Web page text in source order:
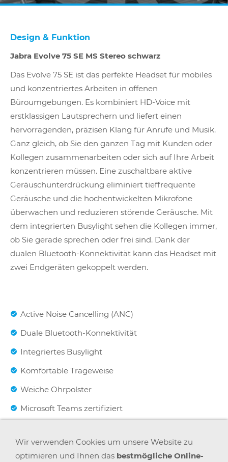
Design & Funktion
Jabra Evolve 75 SE MS Stereo schwarz
Das Evolve 75 SE ist das perfekte Headset für mobiles
und konzentriertes Arbeiten in offenen
Büroumgebungen. Es kombiniert HD-Voice mit
erstklassigen Lautsprechern und liefert einen
hervorragenden, präzisen Klang für Anrufe und Musik.
Ganz gleich, ob Sie den ganzen Tag mit Kunden oder
Kollegen zusammenarbeiten oder sich auf Ihre Arbeit
konzentrieren müssen. Eine zuschaltbare aktive
Geräuschunterdrückung eliminiert tieffrequente
Geräusche und die hochentwickelten Mikrofone
überwachen und reduzieren störende Geräusche. Mit
dem integrierten Busylight sehen die Kollegen immer,
ob Sie gerade sprechen oder frei sind. Dank der
dualen Bluetooth-Konnektivität kann das Headset mit
zwei Endgeräten gekoppelt werden.
Active Noise Cancelling (ANC)
Duale Bluetooth-Konnektivität
Integriertes Busylight
Komfortable Trageweise
Weiche Ohrpolster
Microsoft Teams zertifiziert
Herstellernummer: 7599-842-109
Wir verwenden Cookies um unsere Website zu
optimieren und Ihnen das bestmögliche Online-